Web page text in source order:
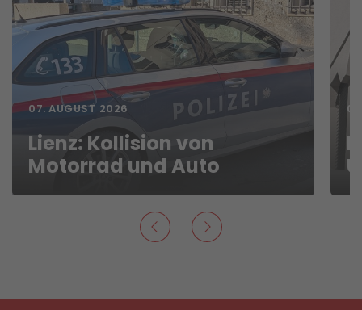
07. AUGUST 2026
Lienz: Kollision von
Motorrad und Auto